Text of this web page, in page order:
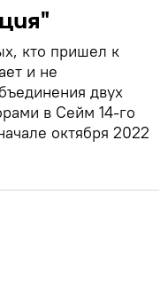
кто пришел к
и не
двух
в Сейм 14-го
октября 2022